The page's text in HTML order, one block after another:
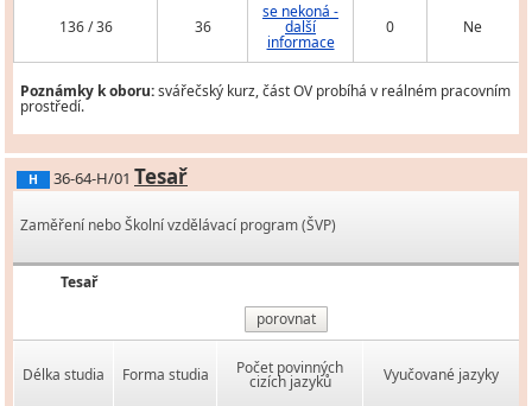
136 / 36 36
se nekoná -
další
informace
0 Ne
Poznámky k oboru:svářečský kurz, část OV probíhá v reálném pracovním
prostředí.
H 36-64-H/01 Tesař
Zaměření nebo Školní vzdělávací program (ŠVP)
Tesař
porovnat
Délka studia Forma studia Počet povinných
cizích jazyků Vyučované jazyky